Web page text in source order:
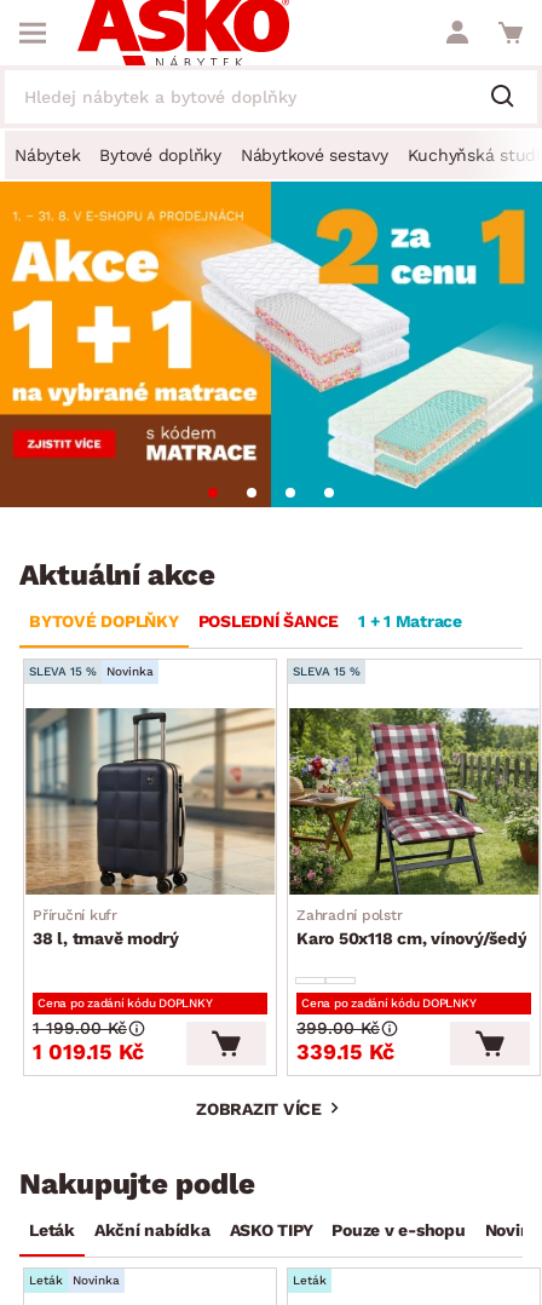
Nábytek Bytové doplňky Nábytkové sestavy Kuchyňská
Aktuální akce
BYTOVÉ DOPLŇKY POSLEDNÍ ŠANCE 1 + 1 Matrace
SLEVA 15 % Novinka
Příruční kufr
38 l, tmavě modrý
Cena po zadání kódu DOPLNKY
1 019.15 Kč
1 199.00 Kč
SLEVA 15 %
Zahradní polstr
Karo 50x118 cm, vínový/šedý
Cena po zadání kódu DOPLNKY
339.15 Kč
399.00 Kč
ZOBRAZIT VÍCE
Nakupujte podle
Leták Akční nabídka ASKO TIPY Pouze v e-shopu
Leták Novinka Leták